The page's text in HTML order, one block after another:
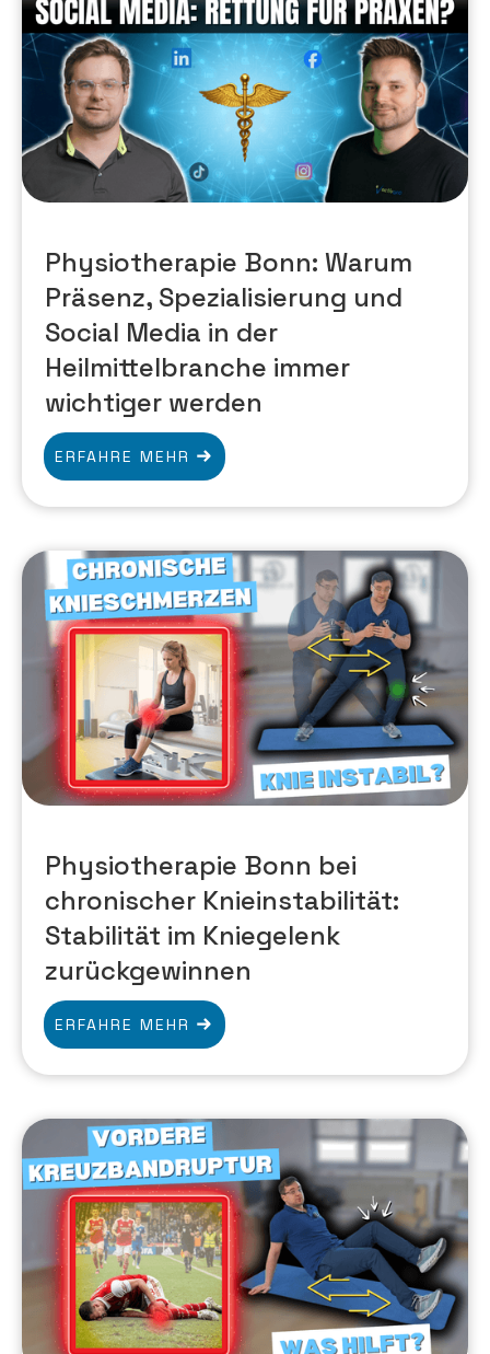
Physiotherapie Bonn: Warum
Präsenz, Spezialisierung und
Social Media in der
Heilmittelbranche immer
wichtiger werden
ERFAHRE MEHR
Physiotherapie Bonn bei
chronischer Knieinstabilität:
Stabilität im Kniegelenk
zurückgewinnen
ERFAHRE MEHR